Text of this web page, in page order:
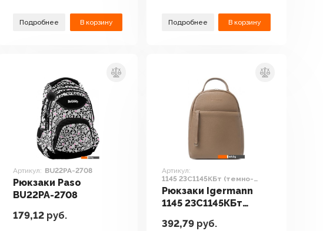
Подробнее В корзину Подробнее В корзину
Артикул: BU22PA-2708
Рюкзаки Paso
BU22PA-2708
179,12 руб.
Артикул:
1145 23С1145КБт (темно-
бежевый)
Рюкзаки Igermann
1145 23С1145КБт
392,79 руб.